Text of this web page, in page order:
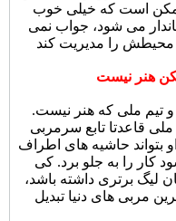
است که خیلی خوب
می شود، جواب نمی
بین 23 بازیکن و تیم ملی که هنر نیست.
قاعدتا تابع سرمربی
بتواند حاشیه های اطراف
کار را به جلو برد. کی
لیگ برتری داشته باشد،
مربی های دنیا تبدیل